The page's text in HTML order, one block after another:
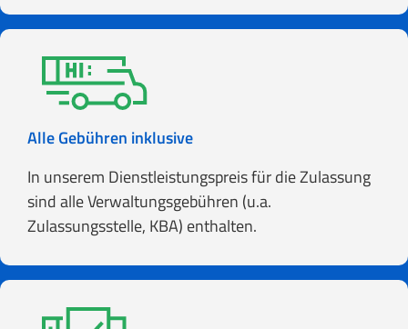
Alle Gebühren inklusive
In unserem Dienstleistungspreis für die Zulassung
sind alle Verwaltungsgebühren (u.a.
Zulassungsstelle, KBA) enthalten.